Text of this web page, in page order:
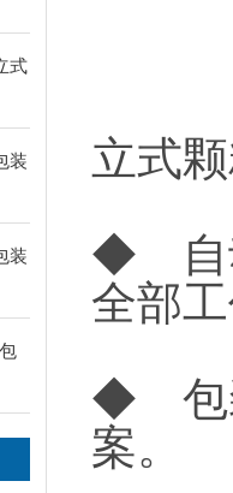
式
装
装
立式
◆ 自
全部
◆ 包
案。